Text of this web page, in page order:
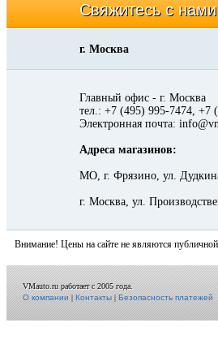
Свяжитесь с нами
г. Москва
Главный офис - г. Москва
тел.: +7 (495) 995-7474, +7
Электронная почта:
Адреса магазинов:
МО, г. Фрязино, ул.
г. Москва, ул.
Внимание! Цены на сайте не являются
VMauto.ru работает с 2005 года.
О компании|Контакты|Безопасность платежей